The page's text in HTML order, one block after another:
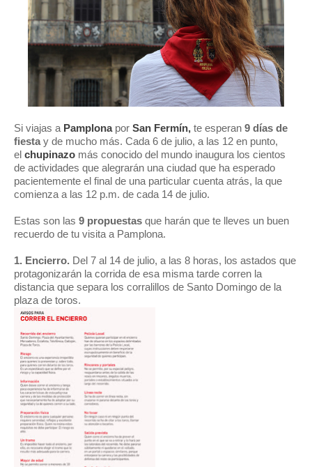
Si viajas a Pamplona por San Fermín, te esperan 9 días de
fiestay de mucho más. Cada 6 de julio, a las 12 en punto,
el chupinazo más conocido del mundo inaugura los cientos
de actividades que alegrarán una ciudad que ha esperado
pacientemente el final de una particular cuenta atrás, la que
comienza a las 12 p.m. de cada 14 de julio.
Estas son las 9 propuestas que harán que te lleves un buen
recuerdo de tu visita a Pamplona.
1. Encierro. Del 7 al 14 de julio, a las 8 horas, los astados que
protagonizarán la corrida de esa misma tarde corren la
distancia que separa los corralillos de Santo Domingo de la
plaza de toros.